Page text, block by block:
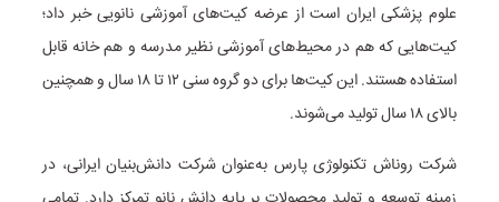
علوم پزشکی ایران است از عرضه کیت‌های آموزشی نانویی خبر داد؛
کیت‌هایی که هم در محیط‌های آموزشی نظیر مدرسه و هم خانه قابل
استفاده هستند. این کیت‌ها برای دو گروه سنی ۱۲ تا ۱۸ سال و همچنین
بالای ۱۸ سال تولید می‌شوند.
شرکت روناش تکنولوژی پارس به‌عنوان شرکت دانش‌بنیان ایرانی، در